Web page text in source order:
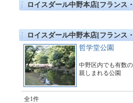
ロイスダール中野本店[フランス
ロイスダール中野本店[フランス
哲学堂公園
中野区内でも有数
親しまれる公園
全1件